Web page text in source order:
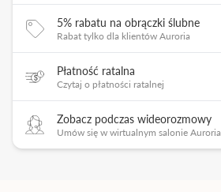
5% rabatu na obrączki ślubne
Rabat tylko dla klientów Auroria
Płatność ratalna
Czytaj o płatności ratalnej
Zobacz podczas wideorozmowy
Umów się w wirtualnym salonie Auroria